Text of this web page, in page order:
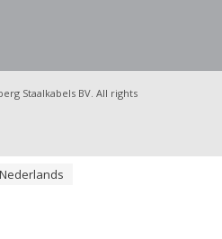
Staalkabels BV. All rights
Nederlands